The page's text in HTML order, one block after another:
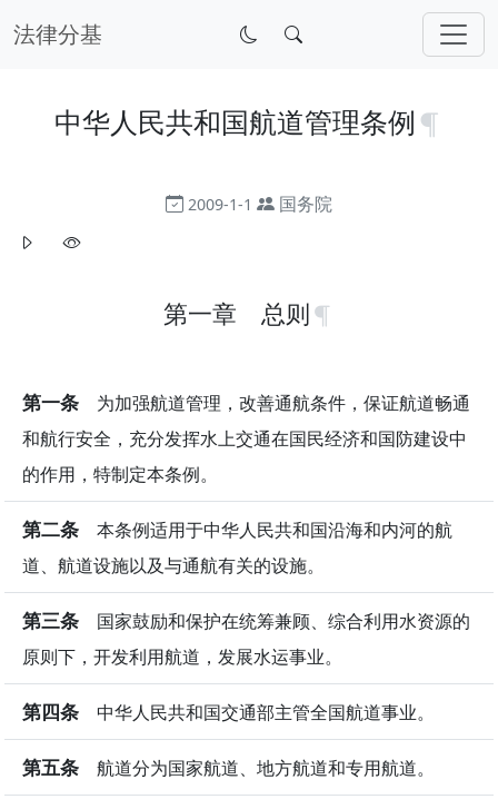
法律分基
中华人民共和国航道管理条例
2009-1-1 国务院
第一章 总则
第一条 为加强航道管理，改善通航条件，保证航道畅通
和航行安全，充分发挥水上交通在国民经济和国防建设中
的作用，特制定本条例。
第二条 本条例适用于中华人民共和国沿海和内河的航
道、航道设施以及与通航有关的设施。
第三条 国家鼓励和保护在统筹兼顾、综合利用水资源的
原则下，开发利用航道，发展水运事业。
第四条 中华人民共和国交通部主管全国航道事业。
第五条 航道分为国家航道、地方航道和专用航道。